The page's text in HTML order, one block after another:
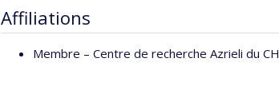
Affiliations
Membre – Centre de recherche Azrieli du